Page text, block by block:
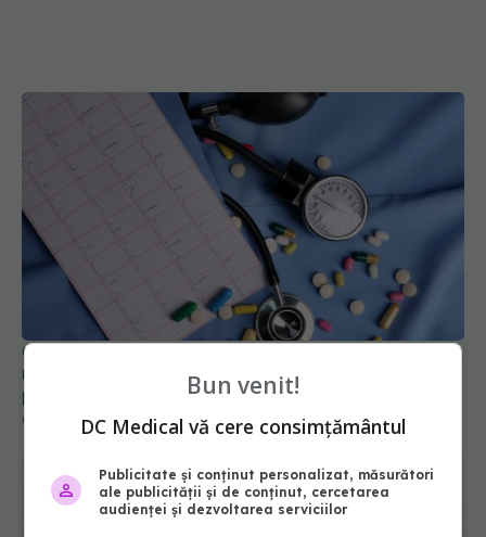
Cum aleg medicii combinația potrivită de
medicamente pentru hipertensiune. De ce doi
pacienți cu aceeași tensiune pot primi
tratamente diferite
06 aug 2026, 16:19
Bun venit!
DC Medical vă cere consimțământul
Publicitate și conținut personalizat, măsurători
ale publicității și de conținut, cercetarea
audienței și dezvoltarea serviciilor